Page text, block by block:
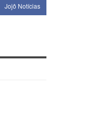
Jojô Notícias